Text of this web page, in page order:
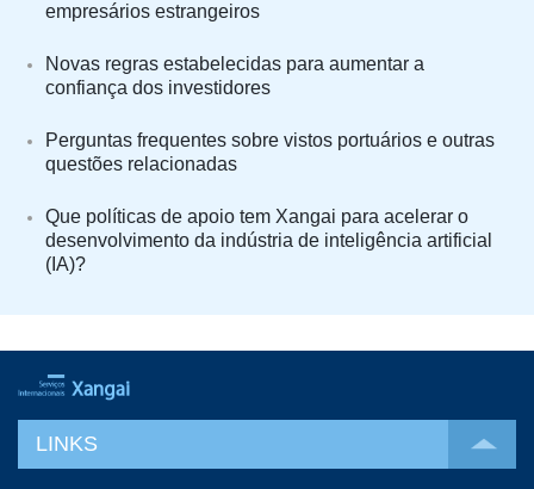
empresários estrangeiros
Novas regras estabelecidas para aumentar a
confiança dos investidores
Perguntas frequentes sobre vistos portuários e outras
questões relacionadas
Que políticas de apoio tem Xangai para acelerar o
desenvolvimento da indústria de inteligência artificial
(IA)?
LINKS